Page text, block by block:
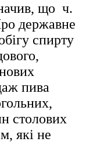
що ч.
державне
спирту
пива
столових
які не